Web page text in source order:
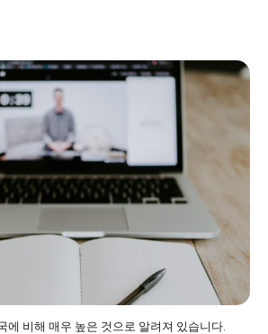
에 비해 매우 높은 것으로 알려져 있습니다.